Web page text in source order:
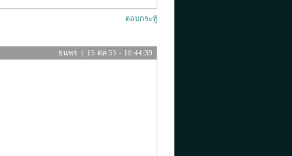
ตอบกระทู้
ธนพร | 15 ตค 55 - 10:44:39